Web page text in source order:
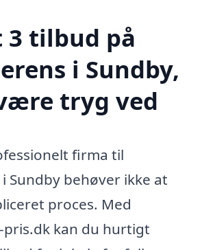
3 tilbud på
i Sundby,
tryg ved
firma til
Sundby behøver ikke at
proces. Med
kan du hurtigt